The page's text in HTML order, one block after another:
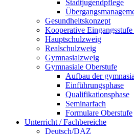
Stadtjugendpflege
Gesundheitskonzept
Kooperative
Hauptschulzweig
Realschulzweig
Gymnasialzweig
Gymnasiale Oberstufe
Aufbau der
Einführungsphase
Qualifikationsphase
Seminarfach
Formulare Oberstufe
Unterricht / Fachbereiche
Deutsch/DAZ